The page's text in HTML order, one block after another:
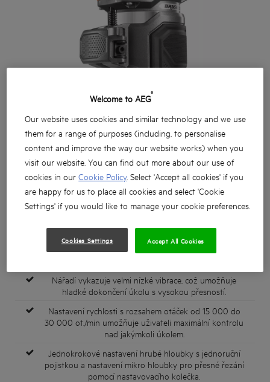
18V Bezuhlíková horní frézka poskytuje vysoký výkon a
Nářadí vykazuje velmi nízké vibrace, což umožňuje
hladké dokončení úkolu s vysokou přesností.
Nastavení rychlosti s rozsahem otáček od 15 000 do
30 000 ot./min umožňuje uživateli maximální kontrolu
nad jakýmkoli úkolem.
Jednokrokové nastavení hrubé hloubky s jednoruční
pojistkou a nastavení mikro hloubky pro přesné řezání
pomocí nastavovacího kolečka.
Welcome to AEG®
Our website uses cookies and similar technology and we use
them for a range of purposes (including, to personalise
content and improve the way our website works) when you
visit our website. You can find out more about our use of
cookies in ourCookie Policy. Select 'Accept all cookies' if you
are happy for us to place all cookies and select 'Cookie
Settings' if you would like to manage your cookie preferences.
Cookies Settings Accept All Cookies